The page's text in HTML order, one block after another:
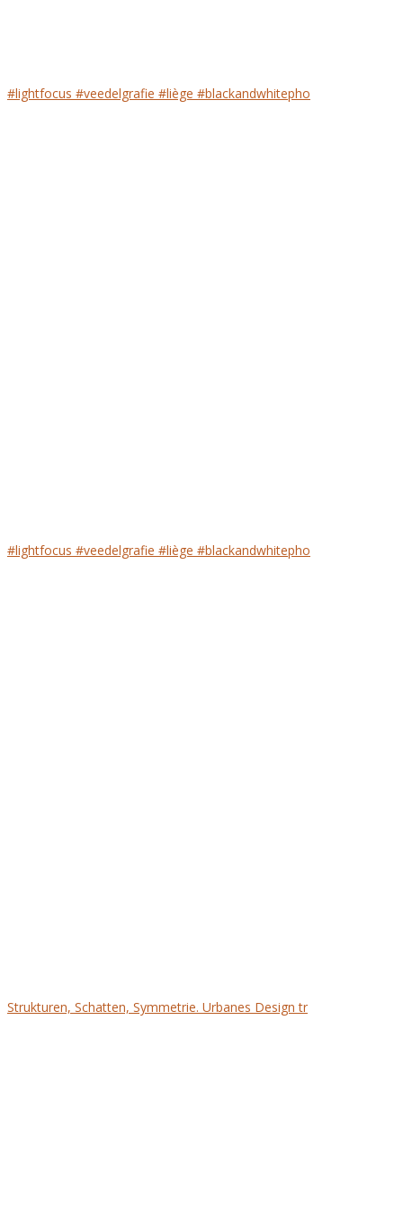
#lightfocus #veedelgrafie #liège #blackandwhitepho
#lightfocus #veedelgrafie #liège #blackandwhitepho
Strukturen, Schatten, Symmetrie. Urbanes Design tr